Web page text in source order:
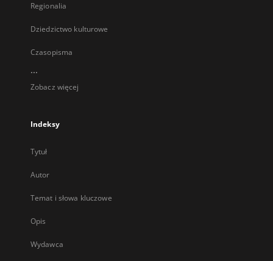
Regionalia
Dziedzictwo kulturowe
Czasopisma
...
Zobacz więcej
Indeksy
Tytuł
Autor
Temat i słowa kluczowe
Opis
Wydawca